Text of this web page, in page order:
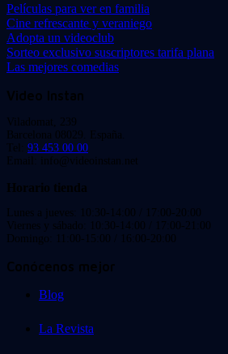
Películas para ver en familia
Cine refrescante y veraniego
Adopta un videoclub
Sorteo exclusivo suscriptores tarifa plana
Las mejores comedias
Video Instan
Viladomat, 239
Barcelona 08029. España.
Tel: 93 453 00 00
Email: info@videoinstan.net
Horario tienda
Lunes a jueves: 10:30-14:00 / 17:00-20:00
Viernes y sábado: 10:30-14:00 / 17:00-21:00
Domingo: 11:00-15:00 / 16:00-20:00
Conócenos mejor
Blog
La Revista